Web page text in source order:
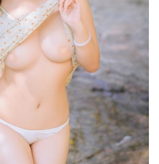
[100P1V-460MB] 2025-04-18
NO.6063 程程程-[82+1P／639MB]
辑 NO.2907 被爱迷途 如歌[35P]